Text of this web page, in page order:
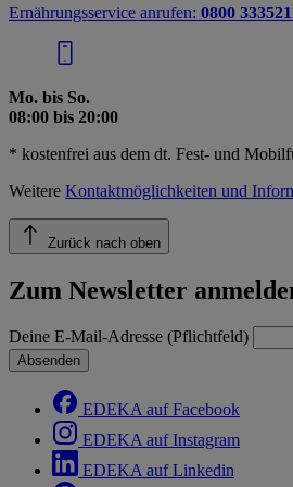
Ernährungsservice anrufen: 0800
Mo. bis So.
08:00 bis 20:00
* kostenfrei aus dem dt. Fest- und
Weitere Kontaktmöglichkeiten und
Zurück nach oben
Zum Newsletter
Deine E-Mail-Adresse (Pflichtfeld)
Absenden
EDEKA auf Facebook
EDEKA auf Instagram
EDEKA auf Linkedin